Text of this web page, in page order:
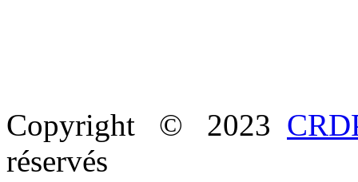
Copyright © 2023
réservés